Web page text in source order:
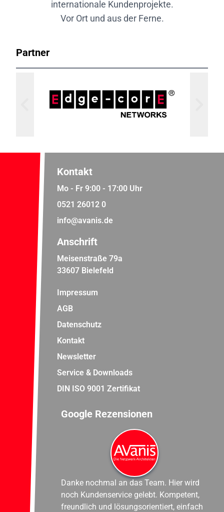
internationale Kundenprojekte.
Vor Ort und aus der Ferne.
Partner
Kontakt
Mo - Fr 9:00 - 17:00 Uhr
0521 26012 0
info@avanis.de
Anschrift
Meisenstraße 79a
33607 Bielefeld
Impressum
AGB
Datenschutz
Kontakt
Newsletter
Service & Downloads
DIN ISO 9001 Zertifikat
Google Rezensionen
Danke nochmal an das Team. Hier wird
noch Kundenservice gelebt. Kompetent,
freundlich und lösungsorientiert, einfach